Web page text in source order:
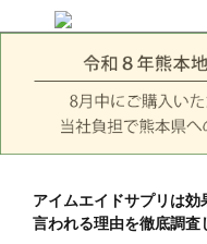
アイムエイドサプリは効
言われる理由を徹底調査